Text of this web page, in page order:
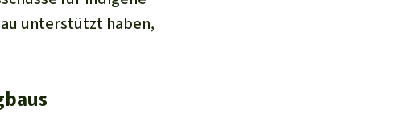
unterstützt haben,